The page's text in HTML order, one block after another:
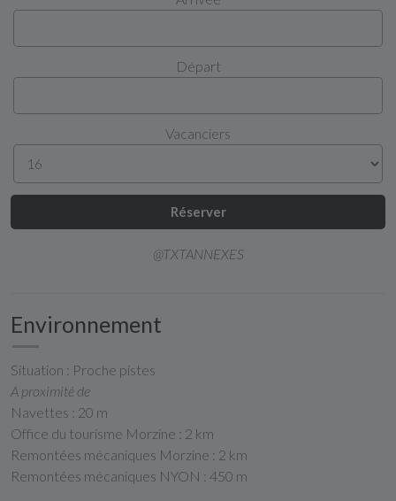
Départ
Vacanciers
Réserver
@TXTANNEXES
Environnement
Situation : Proche pistes
A proximité de
Navettes : 20 m
Office du tourisme Morzine : 2 km
Remontées mécaniques Morzine : 2 km
Remontées mécaniques NYON : 450 m